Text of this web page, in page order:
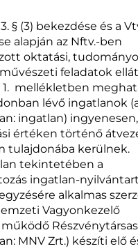
§ (3) bekezdése és a
alapján az Nftv.-ben
oktatási,
feladatok
1. mellékletben
lévő ingatlanok
ingatlan) ingyenesen,
értéken történő
tulajdonába kerülnek.
tekintetében a
ingatlan-
alkalmas
Vagyonkezelő
MNV Zrt.) készíti elő